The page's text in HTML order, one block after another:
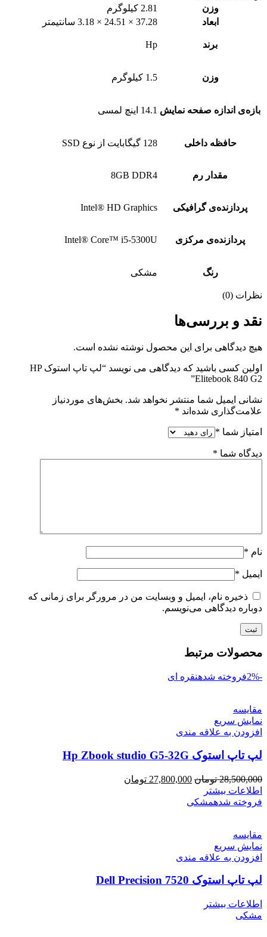
وزن
2.81 کیلوگرم
ابعاد
37.28 × 24.51 × 3.18 سانتیمتر
برند Hp
وزن 1.5 کیلوگرم
بازه‌ی اندازه صفحه نمایش 14.1 اینچ لمسی
حافظه داخلی 128 گیگابایت از نوع SSD
مقدار رم 8GB DDR4
پردازنده‌ی گرافیکی Intel® HD Graphics
پردازنده‌ی مرکزی Intel® Core™ i5-5300U
رنگ مشکی
نظرات (0)
نقد و بررسی‌ها
هیچ دیدگاهی برای این محصول نوشته نشده است.
اولین کسی باشید که دیدگاهی می نویسد “لپ تاپ استوک HP
Elitebook 840 G2”
نشانی ایمیل شما منتشر نخواهد شد. بخش‌های موردنیاز
علامت‌گذاری شده‌اند *
امتیاز شما *
دیدگاه شما *
نام *
ایمیل *
ذخیره نام، ایمیل و وبسایت من در مرورگر برای زمانی که
دوباره دیدگاهی می‌نویسم.
محصولات مرتبط
-2% فروخته شدهنقره ای
مقايسه
نمایش سریع
افزودن به علاقه مندی
لپ تاپ استوک Hp Zbook studio G5-32G
28,500,000 تومان 27,800,000 تومان
اطلاعات بیشتر
فروخته شدهمشکی
مقايسه
نمایش سریع
افزودن به علاقه مندی
لپ تاپ استوک Dell Precision 7520
اطلاعات بیشتر
مشکی